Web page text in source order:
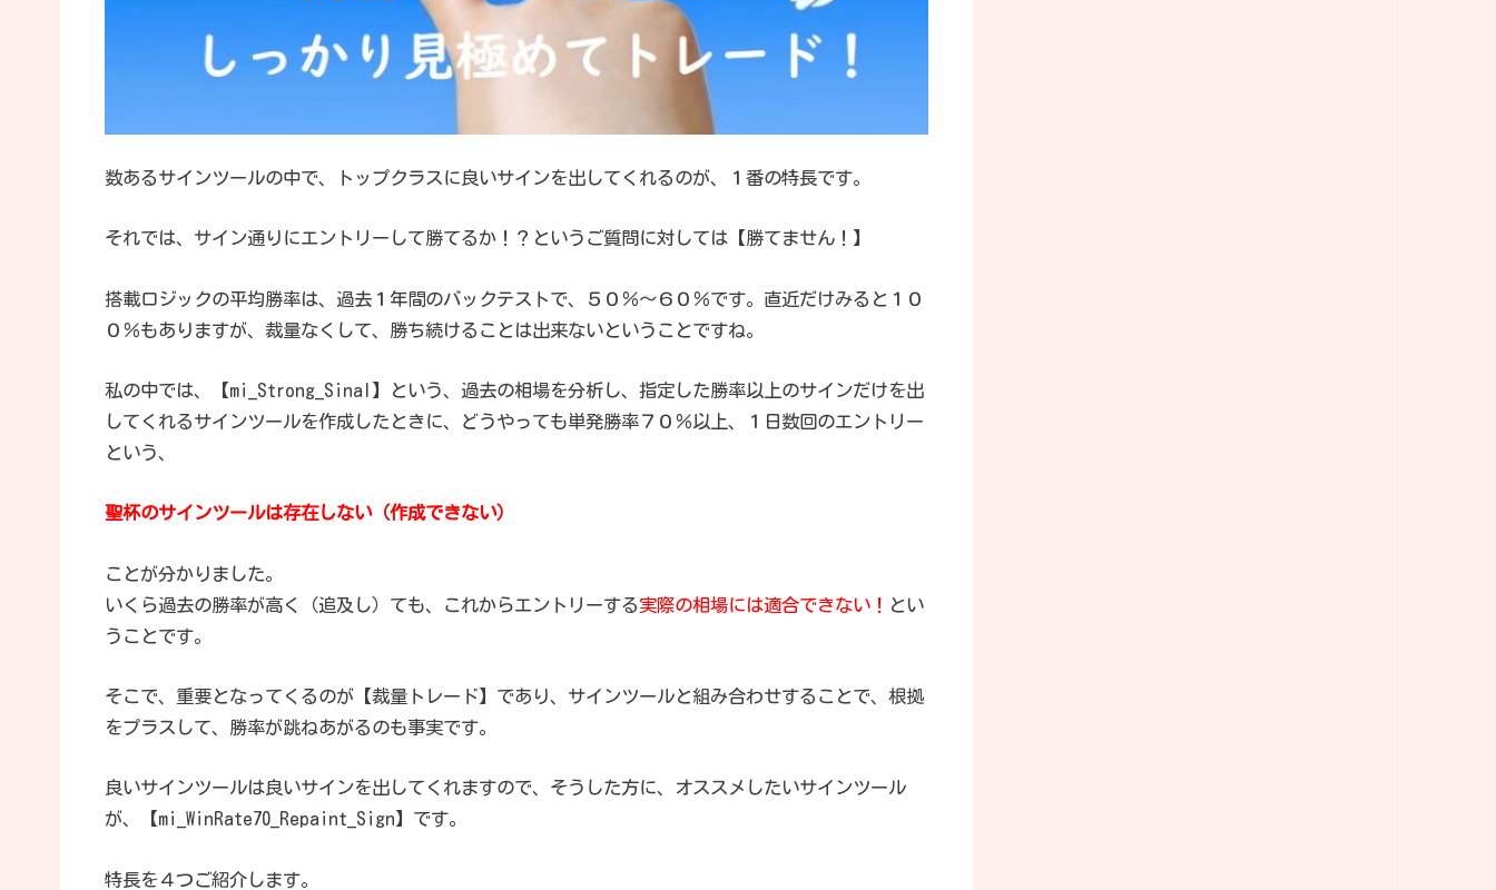
数あるサインツールの中で、トップクラスに良いサインを出してくれるのが、１番の特長です。
それでは、サイン通りにエントリーして勝てるか！？というご質問に対しては【勝てません！】
搭載ロジックの平均勝率は、過去１年間のバックテストで、５０％～６０％です。直近だけみると１０
０％もありますが、裁量なくして、勝ち続けることは出来ないということですね。
私の中では、【mi_Strong_Sinal】という、過去の相場を分析し、指定した勝率以上のサインだけを出
してくれるサインツールを作成したときに、どうやっても単発勝率７０％以上、１日数回のエントリー
という、
聖杯のサインツールは存在しない（作成できない）
ことが分かりました。
いくら過去の勝率が高く（追及し）ても、これからエントリーする実際の相場には適合できない！ とい
うことです。
そこで、重要となってくるのが【裁量トレード】であり、サインツールと組み合わせすることで、根拠
をプラスして、勝率が跳ねあがるのも事実です。
良いサインツールは良いサインを出してくれますので、そうした方に、オススメしたいサインツール
が、【mi_WinRate70_Repaint_Sign】です。
特長を４つご紹介します。